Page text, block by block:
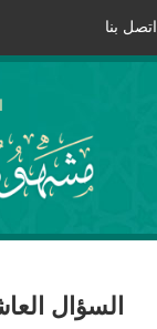
اتصل بنا
السؤال